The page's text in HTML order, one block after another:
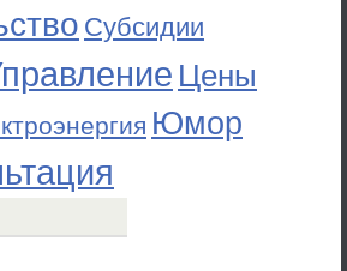
Субсидии
Цены
Юмор